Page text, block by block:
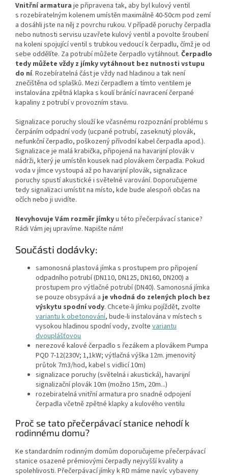
Vnitřní armatura je připravena tak, aby byl kulový ventil
s rozebíratelným kolenem umístěn maximálně 40-50cm pod zemí
a dosáhli jste na něj z povrchu rukou. V případě poruchy čerpadla
nebo nutnosti servisu uzavřete kulový ventil a povolte šroubení
na koleni spojující ventil s trubkou vedoucí k čerpadlu, čímž je od
sebe oddělíte. Za potrubí můžete čerpadlo vytáhnout. Čerpadlo
tedy můžete vždy z jímky vytáhnout bez nutnosti vstupu
do ní. Rozebíratelná část je vždy nad hladinou a tak není
znečištěna od splašků. Mezi čerpadlem a tímto ventilem je
instalována zpětná klapka s koulí bránící navracení čerpané
kapaliny z potrubí v provozním stavu.
Signalizace poruchy slouží ke včasnému rozpoznání problému s
čerpáním odpadní vody (ucpané potrubí, zaseknutý plovák,
nefunkční čerpadlo, poškozený přívodní kabel čerpadla apod.).
Signalizace je malá krabička, připojená na havarijní plovák v
nádrži, který je umístěn kousek nad plovákem čerpadla. Pokud
voda v jímce vystoupá až po havarijní plovák, signalizace
poruchy spustí akustické i světelné varování. Doporučujeme
tedy signalizaci umístit na místo, kde bude alespoň občas na
očích nebo ji uvidíte.
Nevyhovuje Vám rozměr jímkyu této přečerpávací stanice?
Rádi Vám jej upravíme. Napište nám!
Součásti dodávky:
samonosná plastová jímka s prostupem pro připojení
odpadního potrubí (DN110, DN125, DN160, DN200) a
prostupem pro výtlačné potrubí (DN40). Samonosná jímka
se pouze obsypává a je vhodná do zelených ploch bez
výskytu spodní vody. Chcete-li jímku pojíždět, zvolte
variantu k obetonování, bude-li instalována v místech s
vysokou hladinou spodní vody, zvolte variantu
dvouplášťovou
nerezové kalové čerpadlo s řezákem a plovákem Pumpa
PQD 7-12(230V; 1,1kW; výtlačná výška 12m. jmenovitý
průtok 7m3/hod, kabel s vidlicí 10m)
signalizace poruchy (světelná i akustická), havarijní
signalizační plovák 10m (možno 15m, 20m...)
rozebiratelná vnitřní armatura pro snadné odpojení
čerpadla včetně zpětné klapky a kulového ventilu
Proč se tato přečerpávací stanice nehodí k
rodinnému domu?
Ke standardním rodinným domům doporučujeme přečerpávací
stanice osazené prémiovými čerpadly nejvyšší kvality a
spolehlivosti. Přečerpávací jímky k RD máme navíc vybaveny